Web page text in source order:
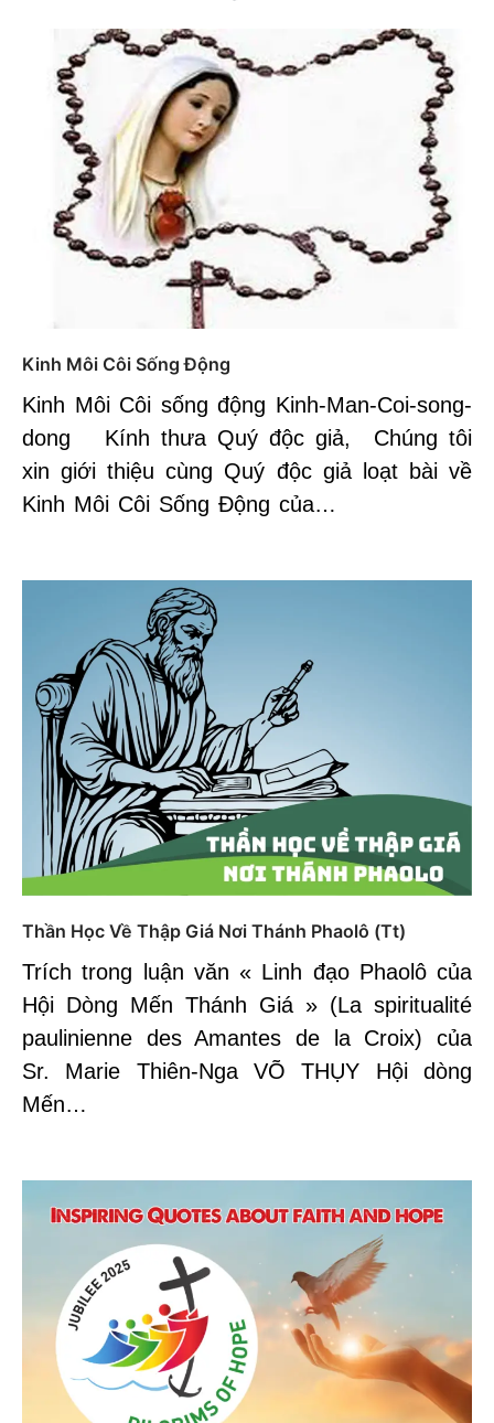
Kinh Môi Côi Sống Động
Kinh Môi Côi sống động Kinh-Man-Coi-song-
dong Kính thưa Quý độc giả, Chúng tôi
xin giới thiệu cùng Quý độc giả loạt bài về
Kinh Môi Côi Sống Động của…
Thần Học Về Thập Giá Nơi Thánh Phaolô (Tt)
Trích trong luận văn « Linh đạo Phaolô của
Hội Dòng Mến Thánh Giá » (La spiritualité
paulinienne des Amantes de la Croix) của
Sr. Marie Thiên-Nga VÕ THỤY Hội dòng
Mến…